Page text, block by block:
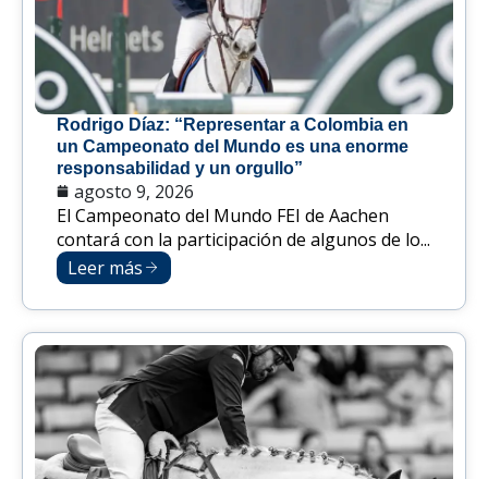
Rodrigo Díaz: “Representar a Colombia en
un Campeonato del Mundo es una enorme
responsabilidad y un orgullo”
agosto 9, 2026
El Campeonato del Mundo FEI de Aachen
contará con la participación de algunos de lo...
Leer más